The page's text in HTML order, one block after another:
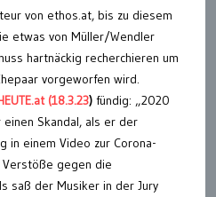
von ethos.at, bis zu diesem
etwas von Müller/Wendler
hartnäckig recherchieren um
vorgeworfen wird.
(18.3.23) fündig: „2020
Skandal, als er der
in einem Video zur Corona-
Verstöße gegen die
saß der Musiker in der Jury